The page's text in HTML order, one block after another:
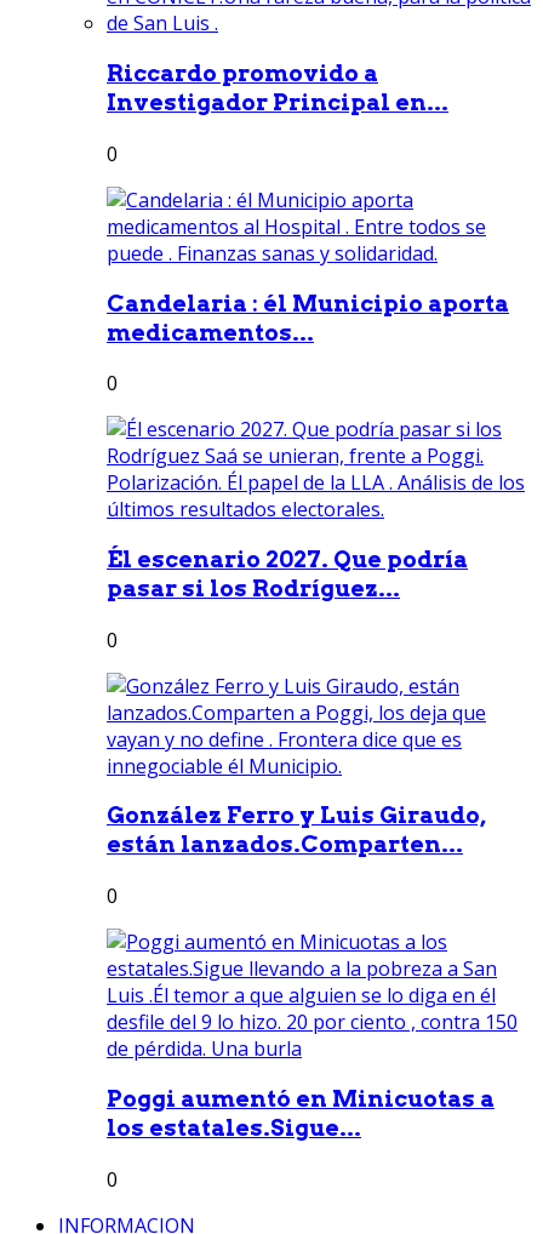
Riccardo promovido a
Investigador Principal en...
0
Candelaria : él Municipio aporta
medicamentos...
0
Él escenario 2027. Que podría
pasar si los Rodríguez...
0
González Ferro y Luis Giraudo,
están lanzados.Comparten...
0
Poggi aumentó en Minicuotas a
los estatales.Sigue...
0
INFORMACION